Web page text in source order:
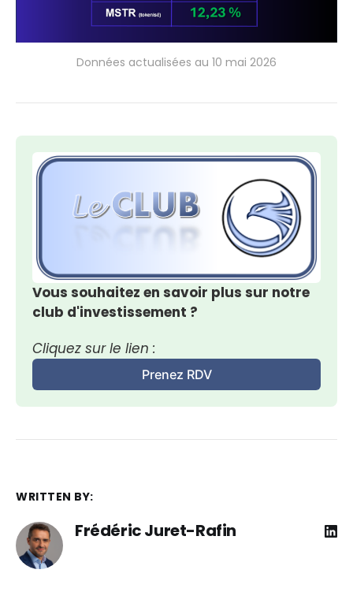
Données actualisées au 10 mai 2026
Vous souhaitez en savoir plus sur notre
club d'investissement ?
Cliquez sur le lien :
Prenez RDV
WRITTEN BY:
Frédéric Juret-Rafin